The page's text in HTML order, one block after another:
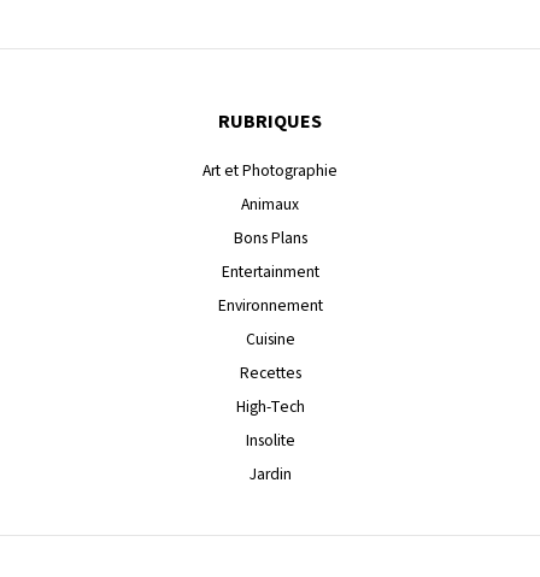
RUBRIQUES
Art et Photographie
Animaux
Bons Plans
Entertainment
Environnement
Cuisine
Recettes
High-Tech
Insolite
Jardin